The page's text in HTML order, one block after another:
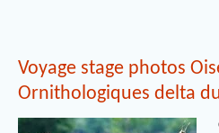
Voyage stage photos
Ornithologiques delta